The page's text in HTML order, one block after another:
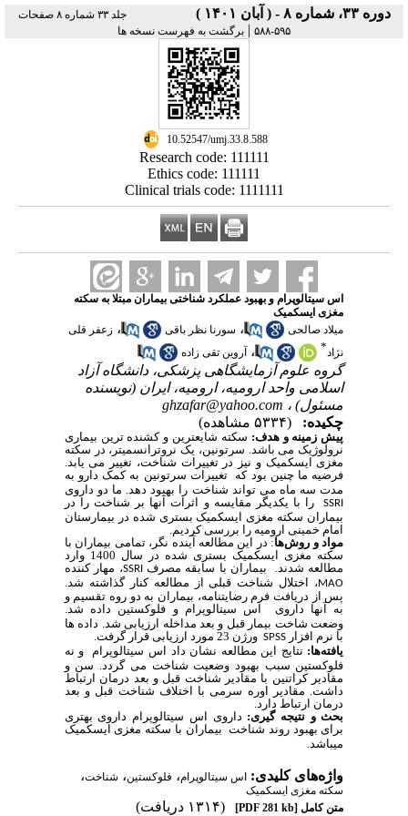
دوره ۳۳، شماره ۸ - ( آبان ۱۴۰۱ )
جلد ۳۳ شماره ۸ صفحات
۵۹۵-۵۸۸
| برگشت به فهرست نسخه ها
‎ 10.52547/umj.33.8.588
Research code: 111111
Ethics code: 111111
Clinical trials code: 1111111
اس سیتالوپرام و بهبود عملکرد شناختی بیماران مبتلا به سکته
مغزی ایسکمیک
میلاد صالحی
، سورنا نظر باقی ، زعفر قلی
نژاد * ،آروین تقی زاده
گروه علوم آزمایشگاهی پزشکی، دانشگاه آزاد
اسلامی واحد ارومیه، ارومیه، ایران (نویسنده
مسئول) ، ghzafar@yahoo.com
چکیده:
(۵۳۳۴ مشاهده)
پیش زمینه و هدف: سکته شایعترین و کشنده ترین بیماری
نرولوژیک می باشد. سرتونین، یک نروترانسمیتر، در سکته
مغزی ایسکمیک و نیز در تغییرات شناخت، تغییر می یابد.
فرضیه ما چنین بود که
تغییرات سرتونین به کمک دارو به
مدت سه ماه می تواند شناخت را بهبود دهد. ما دو داروی
SSRI
را با یکدیگر مقایسه و اثرات آنها بر شناخت را در
بیماران سکته مغزی ایسکمیک بستری شده در بیمارستان
امام خمینی ارومیه را بررسی کردیم.
مواد و روش‌ها: در این مطالعه آینده نگر، تمامی بیماران با
سکته مغزی ایسکمیک بستری شده در سال 1400 وارد
مطالعه شدند.
بیماران با سابقه مصرف SSRI، مهار کننده
MAO ، اختلال شناخت قبلی از مطالعه کنار گذاشته شد.
پس از دریافت فرم رضایتنامه، بیماران به دو روه تقسیم و
به آنها داروی
اس سیتالوپرام و فلوکستین داده شد.
وضعت شاخت بیمار قبل و بعد مداخله ارزیابی شد. داده ها
با نرم افزار SPSS ورژن 23 مورد ارزیابی قرار گرفت.
یافته‌ها: نتایج این مطالعه نشان داد اس سیتالوپرام
و نه
فلوکستین سبب بهبود وضعیت شناخت می گردد. سن و
مقادیر کراتنین با مقادیر شناخت قبل و بعد درمان ارتباط
داشت. مقادیر اوره سرمی با اختلاف شناخت قبل و بعد
درمان ارتباط دارد.
بحث و نتیجه گیری: داروی اس سیتالوپرام داروی بهتری
برای بهبود روند شناخت بیماران با سکته مغزی ایسکمیک
می­باشد.
واژه‌های کلیدی: اس سیتالوپرام، فلوکستین، شناخت،
سکته مغزی ایسکمیک
متن کامل[PDF 281 kb]
(۱۳۱۴ دریافت)